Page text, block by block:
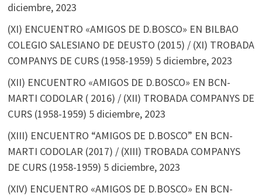
diciembre, 2023
(XI) ENCUENTRO «AMIGOS DE D.BOSCO» EN BILBAO
COLEGIO SALESIANO DE DEUSTO (2015) / (XI) TROBADA
COMPANYS DE CURS (1958-1959) 5 diciembre, 2023
(XII) ENCUENTRO «AMIGOS DE D.BOSCO» EN BCN-
MARTI CODOLAR ( 2016) / (XII) TROBADA COMPANYS DE
CURS (1958-1959) 5 diciembre, 2023
(XIII) ENCUENTRO “AMIGOS DE D.BOSCO” EN BCN-
MARTI CODOLAR (2017) / (XIII) TROBADA COMPANYS
DE CURS (1958-1959) 5 diciembre, 2023
(XIV) ENCUENTRO «AMIGOS DE D.BOSCO» EN BCN-